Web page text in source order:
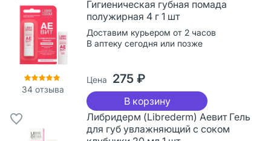
34 отзыва
Гигиеническая губная помада
полужирная 4 г 1 шт
Доставим курьером от 2 часов
В аптеку сегодня или позже
Цена 275 ₽
В корзину
Либридерм (Librederm) Аевит Гель
для губ увлажняющий с соком